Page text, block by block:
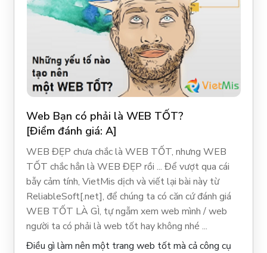
Web Bạn có phải là WEB TỐT?
[Điểm đánh giá: A]
WEB ĐẸP chưa chắc là WEB TỐT, nhưng WEB
TỐT chắc hẳn là WEB ĐẸP rồi ... Để vượt qua cái
bẫy cảm tính, VietMis dịch và viết lại bài này từ
ReliableSoft[.net], để chúng ta có căn cứ đánh giá
WEB TỐT LÀ GÌ, tự ngẫm xem web mình / web
người ta có phải là web tốt hay không nhé ...
Điều gì làm nên một trang web tốt mà cả công cụ